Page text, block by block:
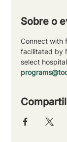
Sobre o
Connect with
facilitated by
select